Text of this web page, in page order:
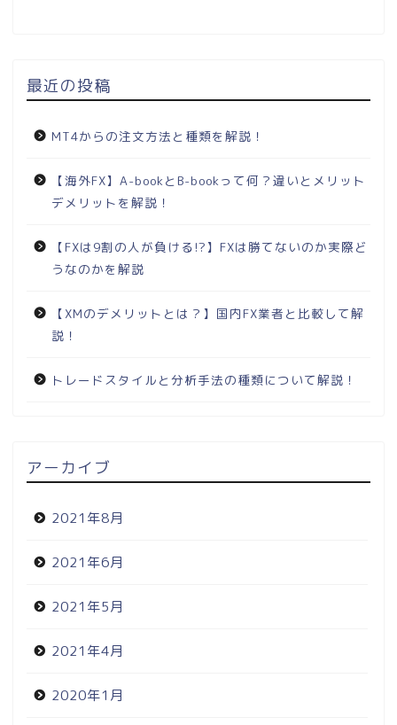
最近の投稿
MT4からの注文方法と種類を解説！
【海外FX】A-bookとB-bookって何？違いとメリット
デメリットを解説！
【FXは9割の人が負ける!?】FXは勝てないのか実際ど
うなのかを解説
【XMのデメリットとは？】国内FX業者と比較して解
説！
トレードスタイルと分析手法の種類について解説！
アーカイブ
2021年8月
2021年6月
2021年5月
2021年4月
2020年1月